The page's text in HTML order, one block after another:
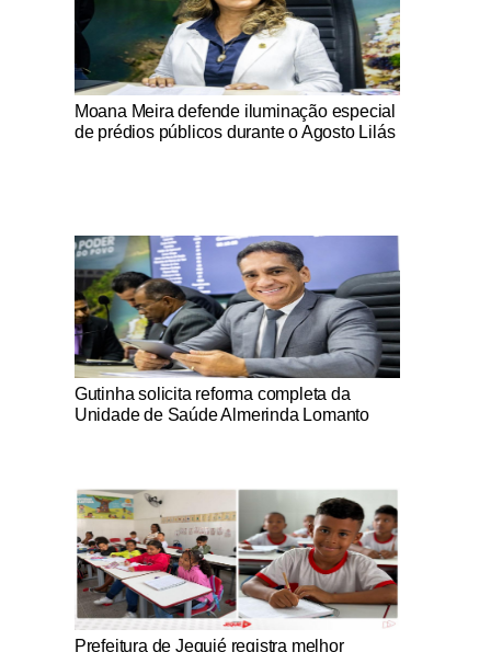
Notícias Católicas
Moana Meira defende iluminação especial
de prédios públicos durante o Agosto Lilás
Notícias Católicas
Gutinha solicita reforma completa da
Unidade de Saúde Almerinda Lomanto
Notícias Católicas
Prefeitura de Jequié registra melhor